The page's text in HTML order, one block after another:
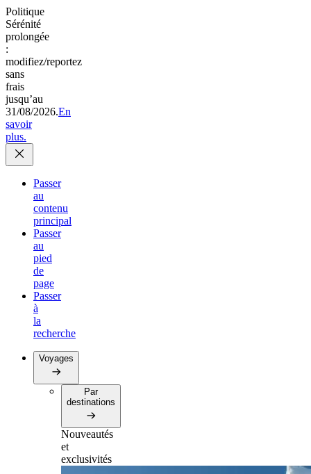
Politique
Sérénité
prolongée
:
modifiez/reportez
sans
frais
jusqu’au
31/08/2026.En
savoir
plus.
Passer
au
contenu
principal
Passer
au
pied
de
page
Passer
à
la
recherche
Voyages
Par
destinations
Nouveautés
et
exclusivités